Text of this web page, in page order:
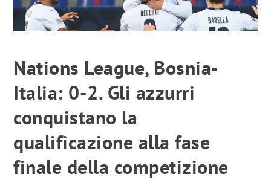
Nations League, Bosnia-
Italia: 0-2. Gli azzurri
conquistano la
qualificazione alla fase
finale della competizione